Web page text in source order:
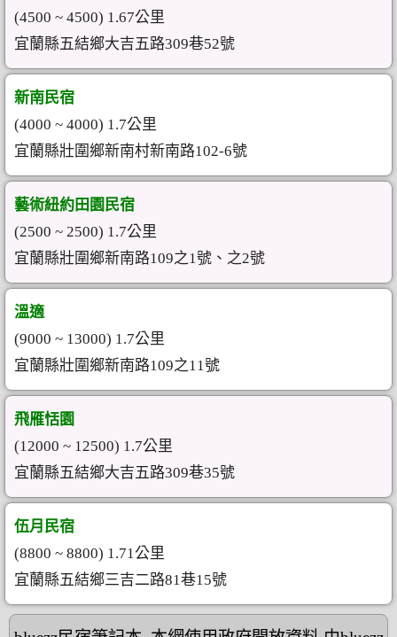
(4500 ~ 4500) 1.67公里
宜蘭縣五結鄉大吉五路309巷52號
新南民宿
(4000 ~ 4000) 1.7公里
宜蘭縣壯圍鄉新南村新南路102-6號
藝術紐約田園民宿
(2500 ~ 2500) 1.7公里
宜蘭縣壯圍鄉新南路109之1號、之2號
溫適
(9000 ~ 13000) 1.7公里
宜蘭縣壯圍鄉新南路109之11號
飛雁恬園
(12000 ~ 12500) 1.7公里
宜蘭縣五結鄉大吉五路309巷35號
伍月民宿
(8800 ~ 8800) 1.71公里
宜蘭縣五結鄉三吉二路81巷15號